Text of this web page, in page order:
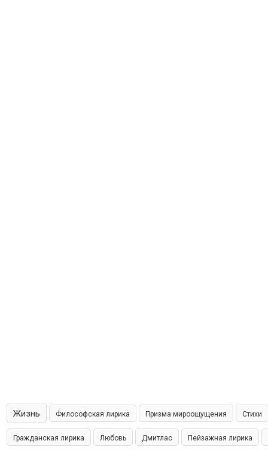
Жизнь Философская лирика Призма мироощущения Стихи
Гражданская лирика Любовь Дмитлас Пейзажная лирика